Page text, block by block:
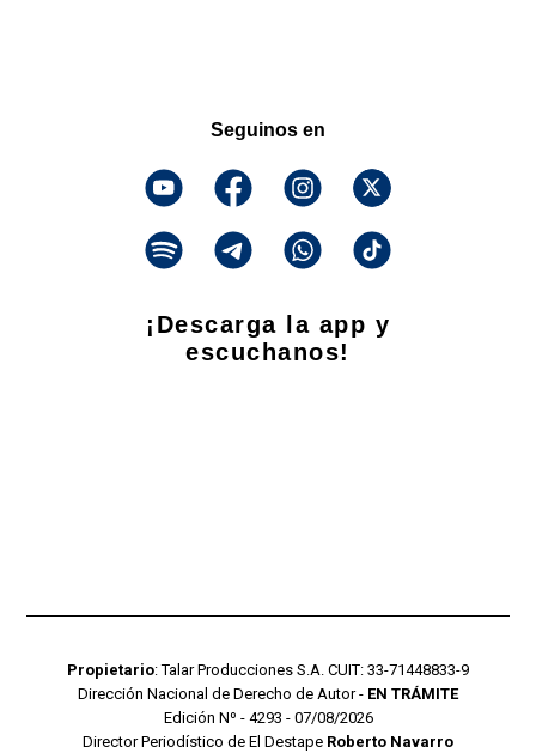
Seguinos en
¡Descarga la app y
escuchanos!
Propietario: Talar Producciones S.A. CUIT: 33-71448833-9
Dirección Nacional de Derecho de Autor - EN TRÁMITE
Edición Nº - 4293 - 07/08/2026
Director Periodístico de El Destape Roberto Navarro